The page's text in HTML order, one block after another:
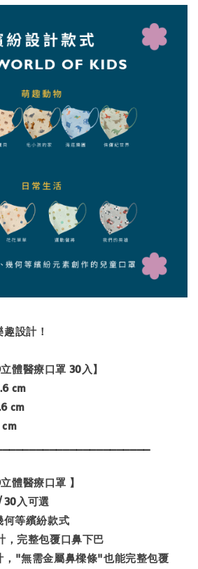
設計！
體醫療口罩 30入】
cm
cm
cm
體醫療口罩 】
30入可選
何等繽紛款式
，完整包覆口鼻下巴
，"無需金屬鼻樑條"也能完整包覆